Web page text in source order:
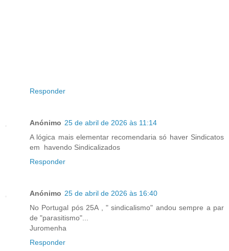
Responder
Anónimo 25 de abril de 2026 às 11:14
A lógica mais elementar recomendaria só haver Sindicatos
em havendo Sindicalizados
Responder
Anónimo 25 de abril de 2026 às 16:40
No Portugal pós 25A , " sindicalismo" andou sempre a par
de "parasitismo"...
Juromenha
Responder